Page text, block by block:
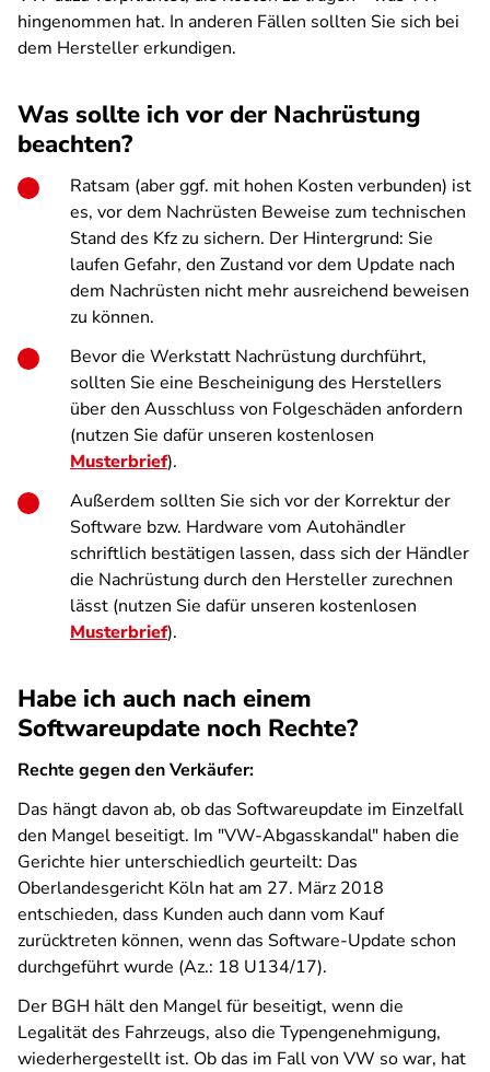
hingenommen hat. In anderen Fällen sollten Sie sich bei
dem Hersteller erkundigen.
Was sollte ich vor der Nachrüstung
beachten?
Ratsam (aber ggf. mit hohen Kosten verbunden) ist
es, vor dem Nachrüsten Beweise zum technischen
Stand des Kfz zu sichern. Der Hintergrund: Sie
laufen Gefahr, den Zustand vor dem Update nach
dem Nachrüsten nicht mehr ausreichend beweisen
zu können.
Bevor die Werkstatt Nachrüstung durchführt,
sollten Sie eine Bescheinigung des Herstellers
über den Ausschluss von Folgeschäden anfordern
(nutzen Sie dafür unseren kostenlosen
Musterbrief).
Außerdem sollten Sie sich vor der Korrektur der
Software bzw. Hardware vom Autohändler
schriftlich bestätigen lassen, dass sich der Händler
die Nachrüstung durch den Hersteller zurechnen
lässt (nutzen Sie dafür unseren kostenlosen
Musterbrief).
Habe ich auch nach einem
Softwareupdate noch Rechte?
Rechte gegen den Verkäufer:
Das hängt davon ab, ob das Softwareupdate im Einzelfall
den Mangel beseitigt. Im "VW-Abgasskandal" haben die
Gerichte hier unterschiedlich geurteilt: Das
Oberlandesgericht Köln hat am 27. März 2018
entschieden, dass Kunden auch dann vom Kauf
zurücktreten können, wenn das Software-Update schon
durchgeführt wurde (Az.: 18 U134/17).
Der BGH hält den Mangel für beseitigt, wenn die
Legalität des Fahrzeugs, also die Typengenehmigung,
wiederhergestellt ist. Ob das im Fall von VW so war, hat